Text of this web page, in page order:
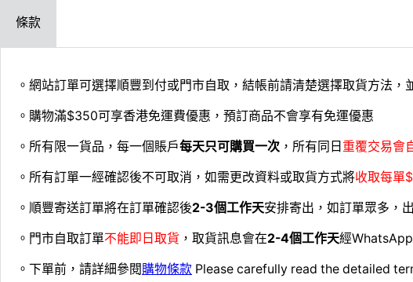
條款
。網站訂單可選擇順豐到付或門市自取，結帳前請清楚選擇取貨方法，
。購物滿$350可享香港免運費優惠，預訂商品不會享有免運優惠
。所有限一貨品，每一個賬戶每天只可購買一次 ，所有同日 重覆交易會
。所有訂單一經確認後不可取消，如需更改資料或取貨方式將收取每單
。順豐寄送訂單將在訂單確認後2-3個工作天安排寄出，如訂單眾多，
。門市自取訂單不能即日取貨 ，取貨訊息會在2-4個工作天經
。下單前，請詳細參閱購物條款 Please carefully read the detailed